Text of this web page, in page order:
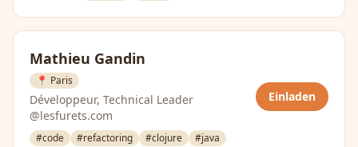
Mathieu Gandin
📍 Paris
Développeur, Technical Leader
@lesfurets.com
#code #refactoring #clojure #java
Einladen